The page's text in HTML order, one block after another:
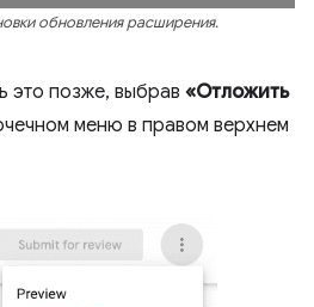
обновления расширения.
это позже, выбрав «Отложить
меню в правом верхнем